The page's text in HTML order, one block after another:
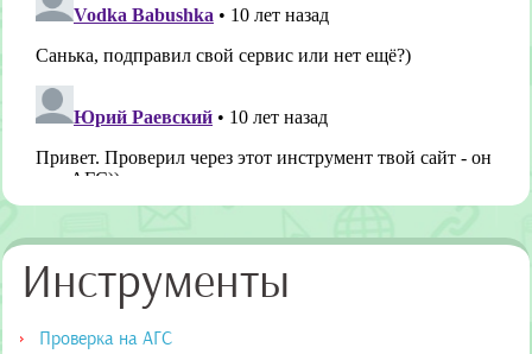
Инструменты
Проверка на АГС